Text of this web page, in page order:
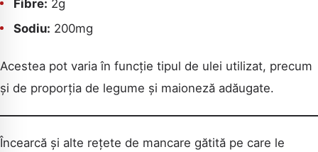
Fibre: 2g
Sodiu: 200mg
Acestea pot varia în funcție tipul de ulei utilizat, precum
și de proporția de legume și maioneză adăugate.
Încearcă și alte rețete de mancare gătită pe care le